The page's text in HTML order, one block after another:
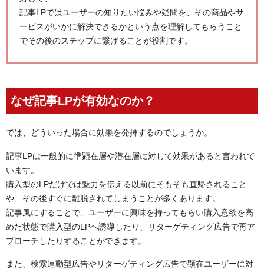
記事LPではユーザーの知りたい悩みや疑問を、その商品やサ
ービスがいかに解決できるかという点を理解してもらうこと
でその後のステップに繋げることが役割です。
なぜ記事LPが有効なのか？
では、どういった場合に効果を発揮するのでしょうか。
記事LPは一般的に準顕在層や潜在層に対して効果があると言われて
います。
購入型のLPだけでは魅力を伝える以前にそもそも直帰されること
や、その後すぐに離脱されてしまうことが多くあります。
記事風にすることで、ユーザーに興味を持ってもらい購入意欲を高
めた状態で購入型のLPへ誘導したり、リターゲティング広告で再ア
プローチしたりすることができます。
また、検索連動型広告やリターゲティング広告で顕在ユーザーに対